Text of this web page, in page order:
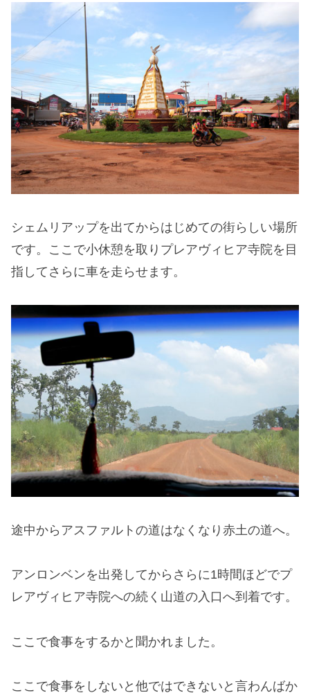
シェムリアップを出てからはじめての街らしい場所
です。ここで小休憩を取りプレアヴィヒア寺院を目
指してさらに車を走らせます。
途中からアスファルトの道はなくなり赤土の道へ。
アンロンベンを出発してからさらに1時間ほどでプ
レアヴィヒア寺院への続く山道の入口へ到着です。
ここで食事をするかと聞かれました。
ここで食事をしないと他ではできないと言わんばか